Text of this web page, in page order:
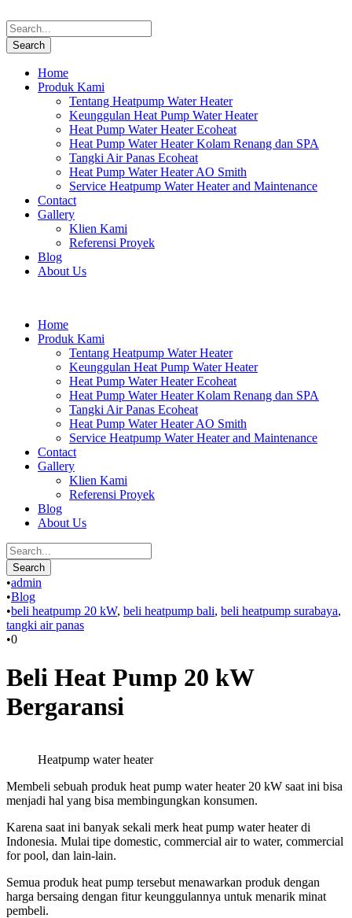
Home
Produk Kami
Tentang Heatpump Water Heater
Keunggulan Heat Pump Water Heater
Heat Pump Water Heater Ecoheat
Heat Pump Water Heater Kolam Renang dan SPA
Tangki Air Panas Ecoheat
Heat Pump Water Heater AO Smith
Service Heatpump Water Heater and Maintenance
Contact
Gallery
Klien Kami
Referensi Proyek
Blog
About Us
Home
Produk Kami
Tentang Heatpump Water Heater
Keunggulan Heat Pump Water Heater
Heat Pump Water Heater Ecoheat
Heat Pump Water Heater Kolam Renang dan SPA
Tangki Air Panas Ecoheat
Heat Pump Water Heater AO Smith
Service Heatpump Water Heater and Maintenance
Contact
Gallery
Klien Kami
Referensi Proyek
Blog
About Us
•admin
•Blog
•beli heatpump 20 kW, beli heatpump bali, beli heatpump surabaya,
tangki air panas
•0
Beli Heat Pump 20 kW
Bergaransi
Heatpump water heater
Membeli sebuah produk heat pump water heater 20 kW saat ini bisa
menjadi hal yang bisa membingungkan konsumen.
Karena saat ini banyak sekali merk heat pump water heater di
Indonesia. Mulai tipe domestic, commercial air to water, commercial
for pool, dan lain-lain.
Semua produk heat pump tersebut menawarkan produk dengan
harga bersaing dengan fitur keunggulannya untuk menarik minat
pembeli.